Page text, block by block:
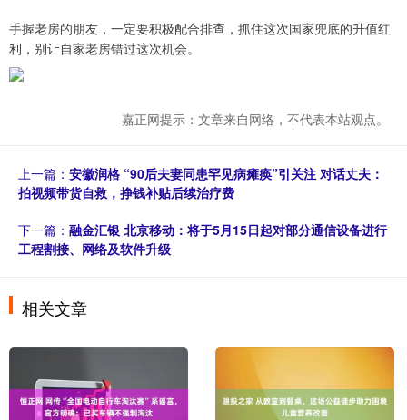
手握老房的朋友，一定要积极配合排查，抓住这次国家兜底的升值红
利，别让自家老房错过这次机会。
嘉正网提示：文章来自网络，不代表本站观点。
上一篇： 安徽润格 “90后夫妻同患罕见病瘫痪”引关注 对话丈夫：
拍视频带货自救，挣钱补贴后续治疗费
下一篇： 融金汇银 北京移动：将于5月15日起对部分通信设备进行
工程割接、网络及软件升级
相关文章